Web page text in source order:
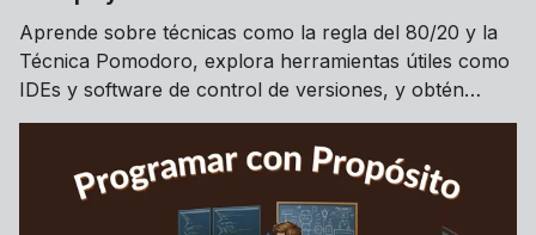
Aprende sobre técnicas como la regla del 80/20 y la
Técnica Pomodoro, explora herramientas útiles como
IDEs y software de control de versiones, y obtén
consejos vitales para evitar el burnout y mantener
una programación sostenible.